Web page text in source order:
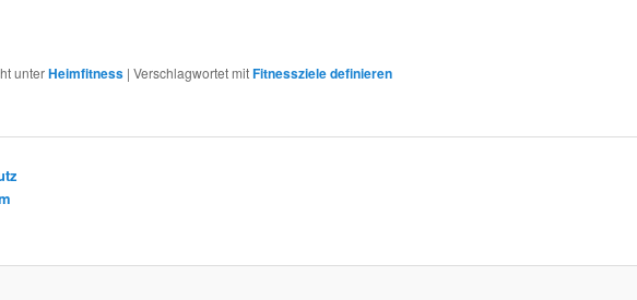
unterHeimfitness | Verschlagwortet mitFitnessziele definieren